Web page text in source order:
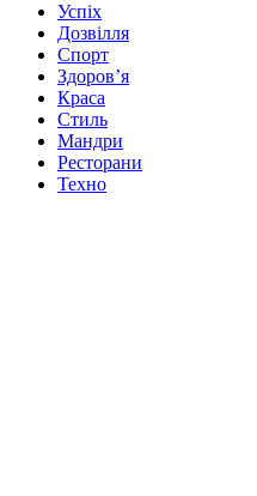
Успіх
Дозвілля
Спорт
Здоров’я
Краса
Стиль
Мандри
Ресторани
Техно